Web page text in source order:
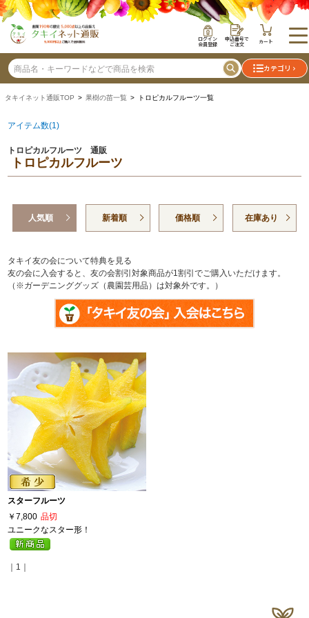
ログイン
会員登録
申込番号で
ご注文 カート
カテゴリ
タキイネット通販TOP > 果樹の苗一覧 > トロピカルフルーツ一覧
アイテム数(1)
トロピカルフルーツ 通販
トロピカルフルーツ
人気順 新着順 価格順 在庫あり
タキイ友の会について特典を見る
友の会に入会すると、友の会割引対象商品が1割引でご購入いただけます。
（※ガーデニンググッズ（農園芸用品）は対象外です。）
スターフルーツ
￥7,800 品切
ユニークなスター形！
｜1｜